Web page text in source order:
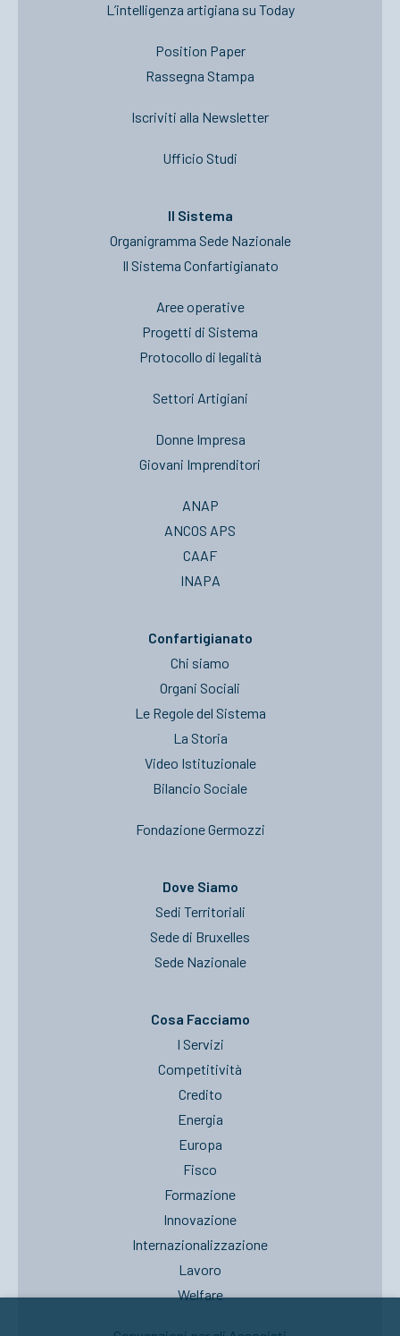
L’intelligenza artigiana su Today
Position Paper
Rassegna Stampa
Iscriviti alla Newsletter
Ufficio Studi
Il Sistema
Organigramma Sede Nazionale
Il Sistema Confartigianato
Aree operative
Progetti di Sistema
Protocollo di legalità
Settori Artigiani
Donne Impresa
Giovani Imprenditori
ANAP
ANCOS APS
CAAF
INAPA
Confartigianato
Chi siamo
Organi Sociali
Le Regole del Sistema
La Storia
Video Istituzionale
Bilancio Sociale
Fondazione Germozzi
Dove Siamo
Sedi Territoriali
Sede di Bruxelles
Sede Nazionale
Cosa Facciamo
I Servizi
Competitività
Credito
Energia
Europa
Fisco
Formazione
Innovazione
Internazionalizzazione
Lavoro
Welfare